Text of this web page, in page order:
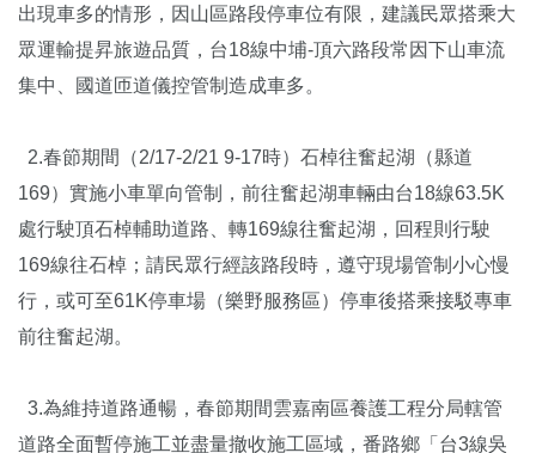
出現車多的情形，因山區路段停車位有限，建議民眾搭乘大
眾運輸提昇旅遊品質，台18線中埔-頂六路段常因下山車流
集中、國道匝道儀控管制造成車多。
2.春節期間（2/17-2/21 9-17時）石棹往奮起湖（縣道
169）實施小車單向管制，前往奮起湖車輛由台18線63.5K
處行駛頂石棹輔助道路、轉169線往奮起湖，回程則行駛
169線往石棹；請民眾行經該路段時，遵守現場管制小心慢
行，或可至61K停車場（樂野服務區）停車後搭乘接駁專車
前往奮起湖。
3.為維持道路通暢，春節期間雲嘉南區養護工程分局轄管
道路全面暫停施工並盡量撤收施工區域，番路鄉「台3線吳